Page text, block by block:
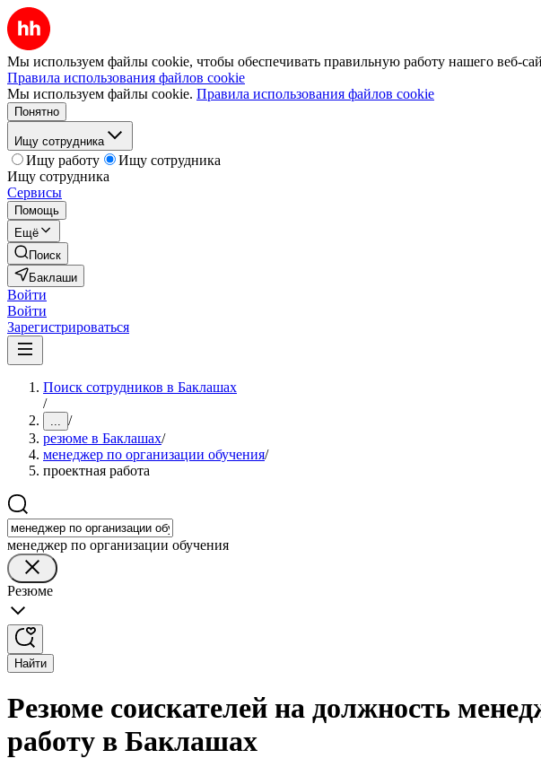
Мы используем файлы cookie, чтобы обеспечивать правильную работу нашего веб-
Правила использования файлов cookie
Мы используем файлы cookie. Правила использования файлов cookie
Понятно
Ищу сотрудника
Ищу работу
Ищу сотрудника
Ищу сотрудника
Сервисы
Помощь
Ещё
Поиск
Баклаши
Войти
Войти
Зарегистрироваться
Поиск сотрудников в Баклашах
/
... /
резюме в Баклашах/
менеджер по организации обучения/
проектная работа
менеджер по организации обучения
Резюме
Найти
Резюме соискателей на должность
работу в Баклашах